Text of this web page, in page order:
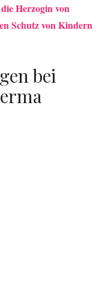
Herzogin von
Schutz von Kindern
bei